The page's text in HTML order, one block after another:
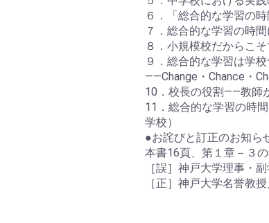
６．「総合的な学習の
７．総合的な学習の時
８．小規模校だからこ
９．総合的な学習は学
――Change・Chance・
10．校長の役割――教師
11．総合的な学習の時
学校）
●お詫びと訂正のお知ら
本書16頁、第１章－３
［誤］神戸大学理事・
［正］神戸大学名誉教